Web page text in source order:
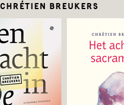
CHRÉTIEN BREUKERS